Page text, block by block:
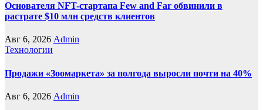
Основателя NFT-стартапа Few and Far обвинили в
растрате $10 млн средств клиентов
Авг 6, 2026 Admin
Технологии
Продажи «Зоомаркета» за полгода выросли почти на 40%
Авг 6, 2026 Admin